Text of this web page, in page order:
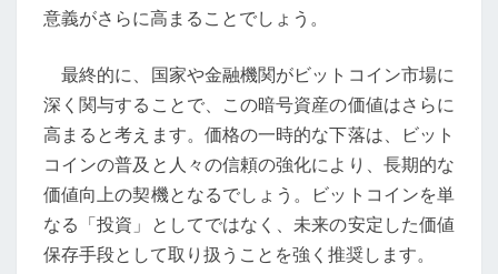
意義がさらに高まることでしょう。
最終的に、国家や金融機関がビットコイン市場に
深く関与することで、この暗号資産の価値はさらに
高まると考えます。価格の一時的な下落は、ビット
コインの普及と人々の信頼の強化により、長期的な
価値向上の契機となるでしょう。ビットコインを単
なる「投資」としてではなく、未来の安定した価値
保存手段として取り扱うことを強く推奨します。